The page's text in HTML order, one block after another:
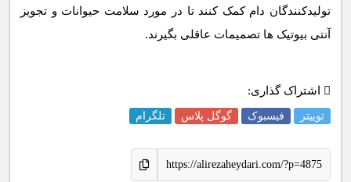
تولیدکنندگان دام کمک کنند تا در مورد سلامت حیوانات و تجویز
آنتی بیوتیک ها تصمیمات عاقلی بگیرند.
اشتراک گذاری:
توییتر فیسبوک گوگل پلاس تلگرام
https://alirezaheydari.com/?p=4875